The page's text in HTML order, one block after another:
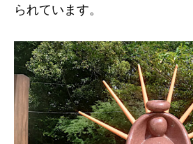
られています。